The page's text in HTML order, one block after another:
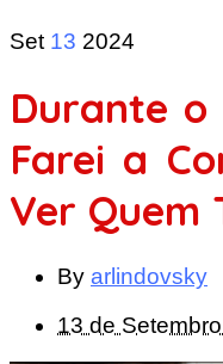
Set 13 2024
Durante o
Farei a
Ver Quem
By arlindovsky
13 de